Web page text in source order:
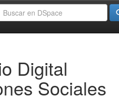
Digital
Sociales